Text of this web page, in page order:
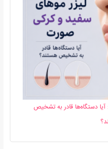
دستگاه‌ها قادر به تشخیص